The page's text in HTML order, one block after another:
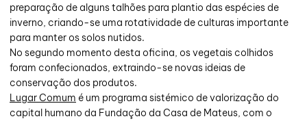
preparação de alguns talhões para plantio das espécies de
inverno, criando-se uma rotatividade de culturas importante
para manter os solos nutidos.
No segundo momento desta oficina, os vegetais colhidos
foram confecionados, extraindo-se novas ideias de
conservação dos produtos.
Lugar Comum é um programa sistémico de valorização do
capital humano da Fundação da Casa de Mateus, com o